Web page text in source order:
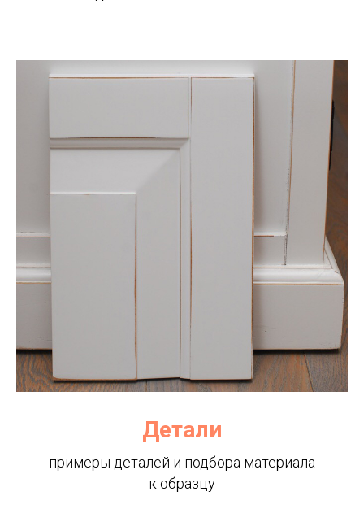
Детали
примеры деталей и подбора материала
к образцу